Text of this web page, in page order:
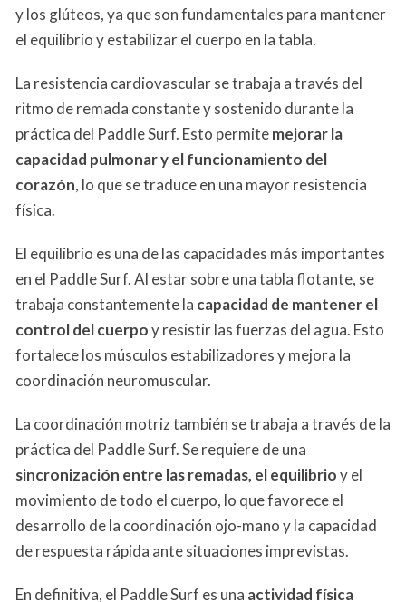
y los glúteos, ya que son fundamentales para mantener
el equilibrio y estabilizar el cuerpo en la tabla.
La resistencia cardiovascular se trabaja a través del
ritmo de remada constante y sostenido durante la
práctica del Paddle Surf. Esto permitemejorar la
capacidad pulmonar y el funcionamiento del
corazón, lo que se traduce en una mayor resistencia
física.
El equilibrio es una de las capacidades más importantes
en el Paddle Surf. Al estar sobre una tabla flotante, se
trabaja constantemente la capacidad de mantener el
control del cuerpoy resistir las fuerzas del agua. Esto
fortalece los músculos estabilizadores y mejora la
coordinación neuromuscular.
La coordinación motriz también se trabaja a través de la
práctica del Paddle Surf. Se requiere de una
sincronización entre las remadas, el equilibrioy el
movimiento de todo el cuerpo, lo que favorece el
desarrollo de la coordinación ojo-mano y la capacidad
de respuesta rápida ante situaciones imprevistas.
En definitiva, el Paddle Surf es una actividad física